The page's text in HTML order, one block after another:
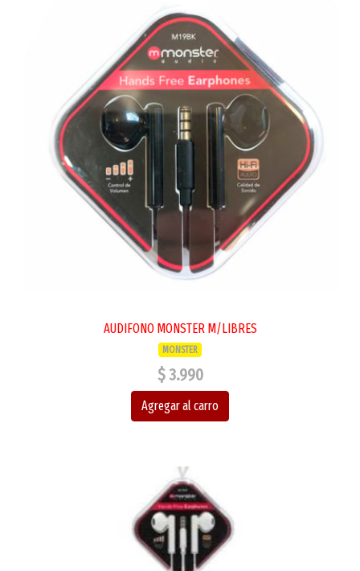
AUDIFONO MONSTER M/LIBRES
MONSTER
$ 3.990
Agregar al carro